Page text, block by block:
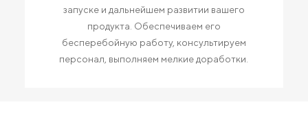
запуске и дальнейшем развитии вашего
продукта. Обеспечиваем его
бесперебойную работу, консультируем
персонал, выполняем мелкие доработки.